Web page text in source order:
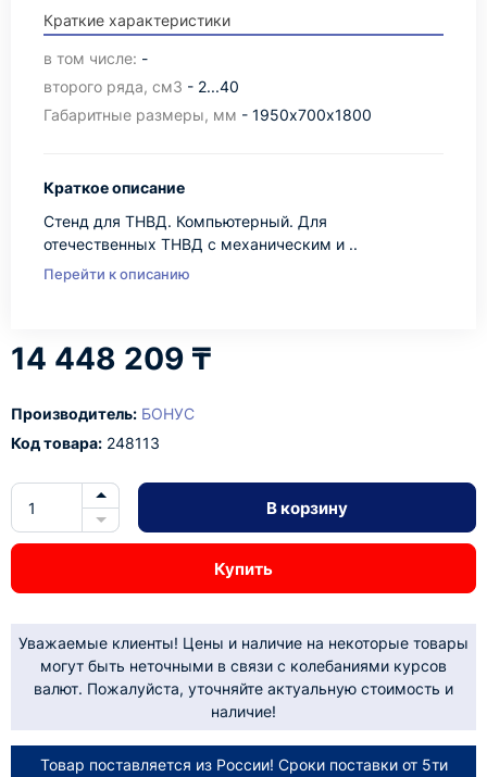
Краткие характеристики
в том числе: -
второго ряда, см3 - 2...40
Габаритные размеры, мм - 1950х700х1800
Краткое описание
Стенд для ТНВД. Компьютерный. Для
отечественных ТНВД с механическим и ..
Перейти к описанию
14 448 209 ₸
Производитель: БОНУС
Код товара: 248113
В корзину
Купить
Уважаемые клиенты! Цены и наличие на некоторые товары
могут быть неточными в связи с колебаниями курсов
валют. Пожалуйста, уточняйте актуальную стоимость и
наличие!
Товар поставляется из России! Сроки поставки от 5ти